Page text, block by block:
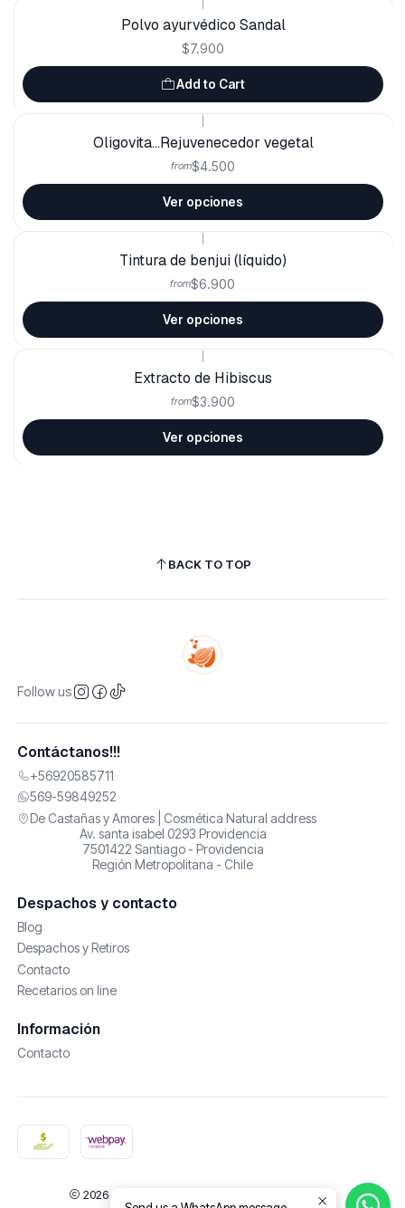
Polvo ayurvédico Sandal
$7.900
Add to Cart
Oligovita...Rejuvenecedor vegetal
from$4.500
Ver opciones
Tintura de benjui (líquido)
from$6.900
Ver opciones
Extracto de Hibiscus
from$3.900
Ver opciones
BACK TO TOP
Follow us
Contáctanos!!!
+56920585711
569-59849252
De Castañas y Amores | Cosmética Natural address
Av. santa isabel 0293 Providencia
7501422 Santiago - Providencia
Región Metropolitana - Chile
Despachos y contacto
Blog
Despachos y Retiros
Contacto
Recetarios on line
Información
Contacto
2026 De Castañas y Amores | Cosmética Natural.